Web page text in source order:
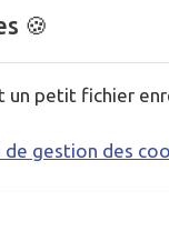
à tous et
🍪
un petit fichier
de gestion des